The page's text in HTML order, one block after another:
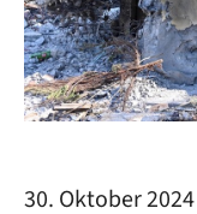
30. Oktober 2024